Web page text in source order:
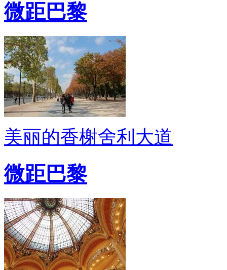
微距巴黎
美丽的香榭舍利大道
微距巴黎